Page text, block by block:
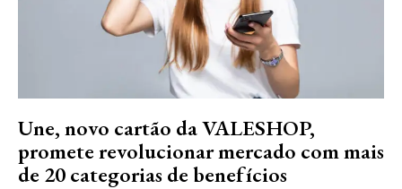
Une, novo cartão da VALESHOP,
promete revolucionar mercado com mais
de 20 categorias de benefícios